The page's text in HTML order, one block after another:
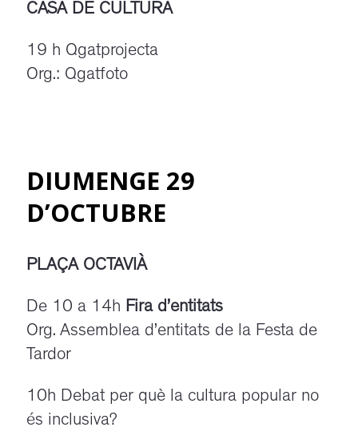
CASA DE CULTURA
19 h Qgatprojecta
Org.: Qgatfoto
DIUMENGE 29
D’OCTUBRE
PLAÇA OCTAVIÀ
De 10 a 14h Fira d’entitats
Org. Assemblea d’entitats de la Festa de
Tardor
10h Debat per què la cultura popular no
és inclusiva?